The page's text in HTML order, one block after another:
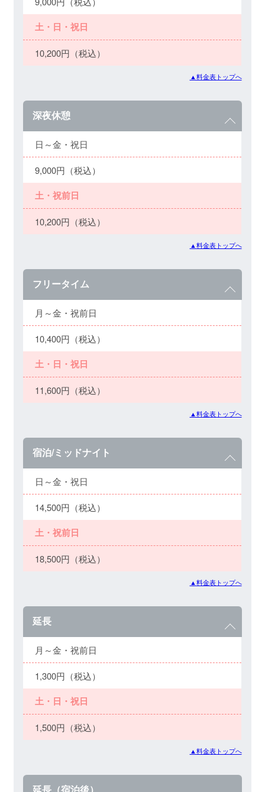
土・日・祝日
10,200円（税込）
▲料金表トップへ
深夜休憩
日～金・祝日
9,000円（税込）
土・祝前日
10,200円（税込）
▲料金表トップへ
フリータイム
月～金・祝前日
10,400円（税込）
土・日・祝日
11,600円（税込）
▲料金表トップへ
宿泊/ミッドナイト
日～金・祝日
14,500円（税込）
土・祝前日
18,500円（税込）
▲料金表トップへ
延長
月～金・祝前日
1,300円（税込）
土・日・祝日
1,500円（税込）
▲料金表トップへ
延長（宿泊後）